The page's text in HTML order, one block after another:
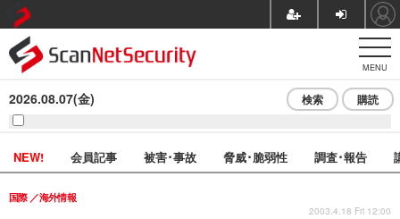
MENU
2026.08.07(金) 検索 購読
NEW! 会員記事 被害･事故 脅威･脆弱性 調査･報告
国際 海外情報
2003.4.18 Fri 12:00